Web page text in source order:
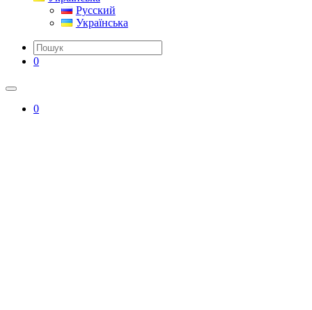
Русский
Українська
0
0